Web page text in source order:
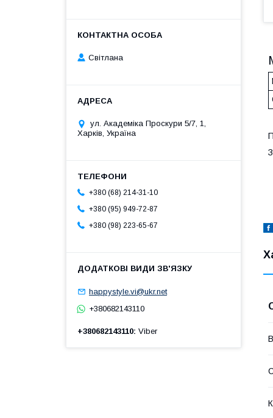
Cвітлана
ул. Академіка Проскури 5/7, 1,
Харків, Україна
+380 (68) 214-31-10
+380 (95) 949-72-87
+380 (98) 223-65-67
happystyle.vi@ukr.net
+380682143110
+380682143110 Viber